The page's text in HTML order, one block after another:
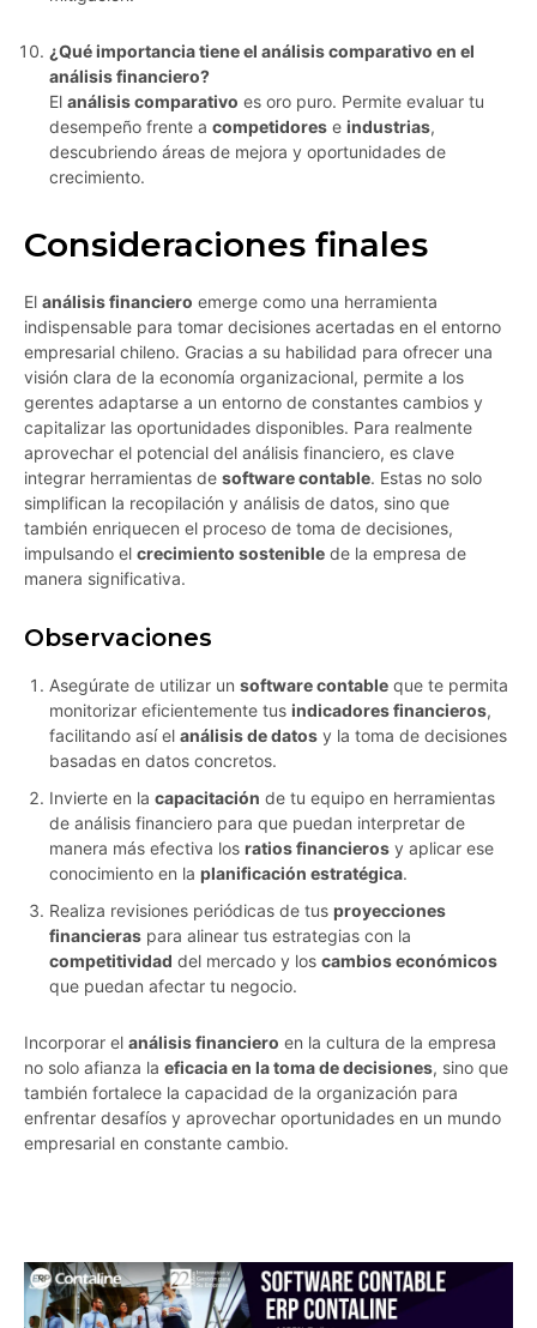
¿Qué importancia tiene el análisis comparativo en el
análisis financiero?
El análisis comparativo es oro puro. Permite evaluar tu
desempeño frente a competidores e industrias,
descubriendo áreas de mejora y oportunidades de
crecimiento.
Consideraciones finales
El análisis financiero emerge como una herramienta
indispensable para tomar decisiones acertadas en el entorno
empresarial chileno. Gracias a su habilidad para ofrecer una
visión clara de la economía organizacional, permite a los
gerentes adaptarse a un entorno de constantes cambios y
capitalizar las oportunidades disponibles. Para realmente
aprovechar el potencial del análisis financiero, es clave
integrar herramientas de software contable. Estas no solo
simplifican la recopilación y análisis de datos, sino que
también enriquecen el proceso de toma de decisiones,
impulsando el crecimiento sostenible de la empresa de
manera significativa.
Observaciones
Asegúrate de utilizar un software contable que te permita
monitorizar eficientemente tus indicadores financieros,
facilitando así el análisis de datos y la toma de decisiones
basadas en datos concretos.
Invierte en la capacitación de tu equipo en herramientas
de análisis financiero para que puedan interpretar de
manera más efectiva los ratios financieros y aplicar ese
conocimiento en la planificación estratégica.
Realiza revisiones periódicas de tus proyecciones
financieras para alinear tus estrategias con la
competitividad del mercado y los cambios económicos
que puedan afectar tu negocio.
Incorporar el análisis financiero en la cultura de la empresa
no solo afianza la eficacia en la toma de decisiones, sino que
también fortalece la capacidad de la organización para
enfrentar desafíos y aprovechar oportunidades en un mundo
empresarial en constante cambio.